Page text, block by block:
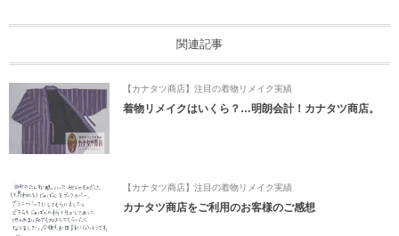
関連記事
【カナタツ商店】注目の着物リメイク実績
着物リメイクはいくら？…明朗会計！カナタツ商店。
【カナタツ商店】注目の着物リメイク実績
カナタツ商店をご利用のお客様のご感想